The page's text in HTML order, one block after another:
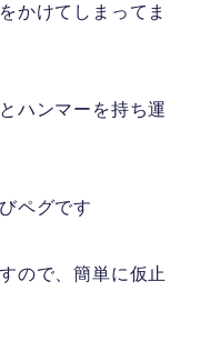
かけてしまってま
ハンマーを持ち運
ペグです
ので、簡単に仮止